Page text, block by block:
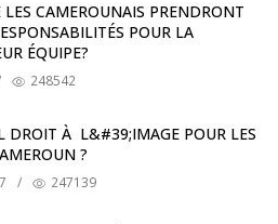
CAMEROUNAIS PRENDRONT
POUR LA
ÉQUIPE?
248542
DROIT À L&#39;IMAGE POUR LES
?
/ 247139